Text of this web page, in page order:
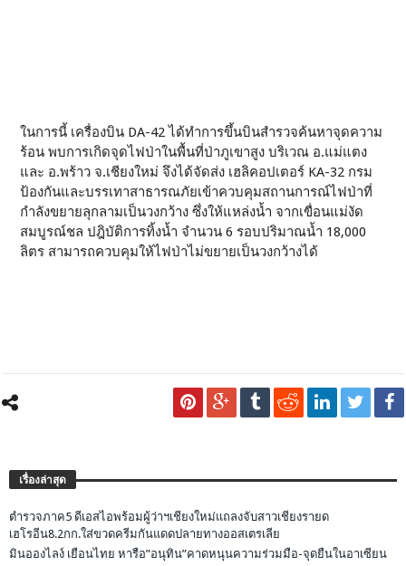
ในการนี้ เครื่องบิน DA-42 ได้ทำการขึ้นบินสำรวจค้นหาจุดความ
ร้อน พบการเกิดจุดไฟป่าในพื้นที่ป่าภูเขาสูง บริเวณ​ อ.แม่แตง
และ อ.พร้าว จ.เชียงใหม่ จึงได้จัดส่ง เฮลิคอปเตอร์ KA-32 กรม
ป้องกันและบรรเทาสาธารณภัยเข้าควบคุมสถานการณ์ไฟป่าที่
กำลังขยายลุกลามเป็นวงกว้าง ซึ่งให้แหล่งน้ำ​ จากเขื่อนแม่งัด
สมบูรณ์ชล ปฎิบัติการทิ้งน้ำ จำนวน 6 รอบปริมาณน้ำ 18,000
ลิตร สามารถควบคุมให้ไฟป่าไม่ขยายเป็นวงกว้างได้
เรื่องล่าสุด
ตำรวจภาค5 ดีเอสไอพร้อมผู้ว่าฯเชียงใหม่แถลงจับสาวเชียงรายด
เฮโรอีน8.2กก.ใส่ขวดครีมกันแดดปลายทางออสเตรเลีย
มินอองไลง์ เยือนไทย หารือ”อนุทิน”คาดหนุนความร่วมมือ-จุดยืนในอาเซียน